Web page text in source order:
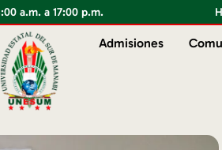
a.m. a 17:00 p.m.
Admisiones